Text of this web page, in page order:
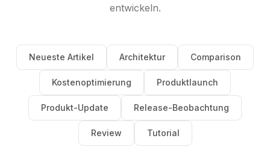
entwickeln.
Neueste Artikel Architektur Comparison
Kostenoptimierung Produktlaunch
Produkt-Update Release-Beobachtung
Review Tutorial